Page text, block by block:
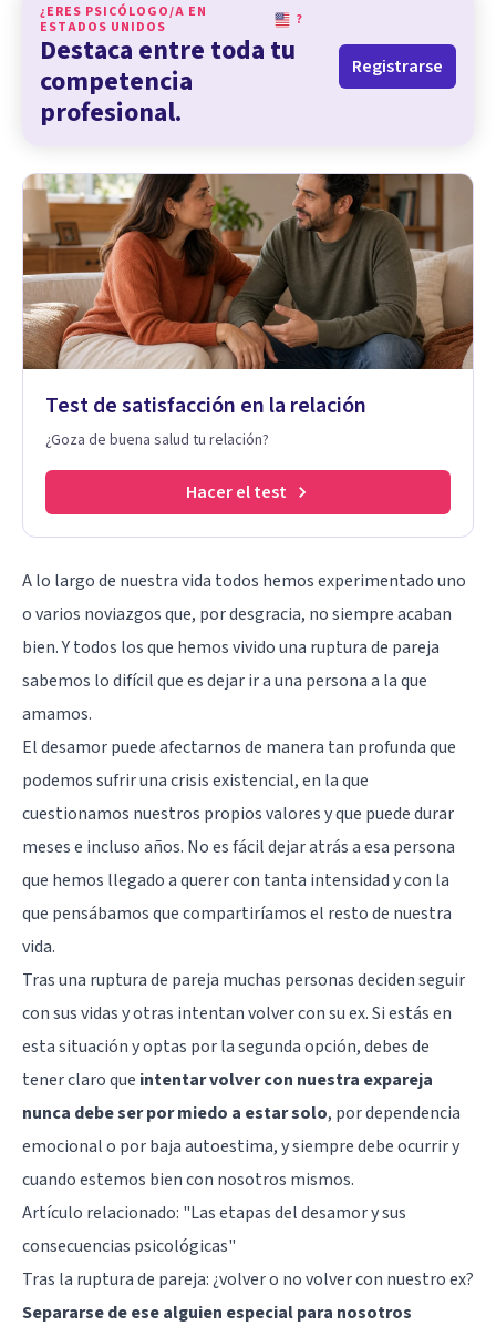
¿ERES PSICÓLOGO/A EN
ESTADOS UNIDOS
?
Destaca entre toda tu
competencia
profesional.
Registrarse
Test de satisfacción en la relación
¿Goza de buena salud tu relación?
Hacer el test
A lo largo de nuestra vida todos hemos experimentado uno
o varios noviazgos que, por desgracia, no siempre acaban
bien. Y todos los que hemos vivido una ruptura de pareja
sabemos lo difícil que es dejar ir a una persona a la que
amamos.
El desamor puede afectarnos de manera tan profunda que
podemos sufrir una crisis existencial, en la que
cuestionamos nuestros propios valores y que puede durar
meses e incluso años. No es fácil dejar atrás a esa persona
que hemos llegado a querer con tanta intensidad y con la
que pensábamos que compartiríamos el resto de nuestra
vida.
Tras una ruptura de pareja muchas personas deciden seguir
con sus vidas y otras intentan volver con su ex. Si estás en
esta situación y optas por la segunda opción, debes de
tener claro que intentar volver con nuestra expareja
nunca debe ser por miedo a estar solo, pordependencia
emocionalo por baja autoestima, y siempre debe ocurrir y
cuando estemos bien con nosotros mismos.
Artículo relacionado: "Las etapas del desamor y sus
consecuencias psicológicas"
Tras la ruptura de pareja: ¿volver o no volver con nuestro ex?
Separarse de ese alguien especial para nosotros